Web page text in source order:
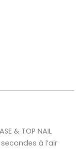
& TOP NAIL
à l’air